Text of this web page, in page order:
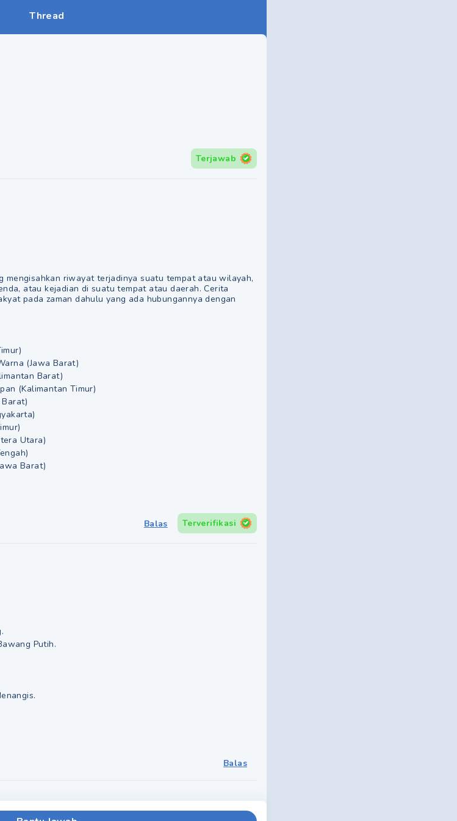
Thread
Terjawab
mengisahkan riwayat terjadinya suatu tempat atau wilayah,
atau kejadian di suatu tempat atau daerah. Cerita
pada zaman dahulu yang ada hubungannya dengan
(Jawa Barat)
Barat)
(Kalimantan Timur)
Utara)
Barat)
Balas Terverifikasi
Putih.
Balas